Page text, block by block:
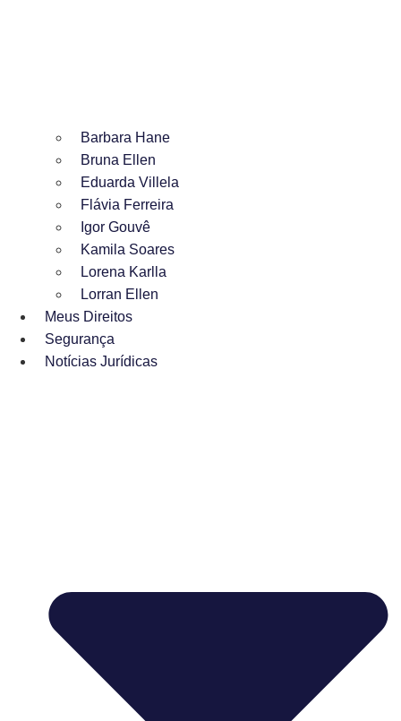
Barbara Hane
Bruna Ellen
Eduarda Villela
Flávia Ferreira
Igor Gouvê
Kamila Soares
Lorena Karlla
Lorran Ellen
Meus Direitos
Segurança
Notícias Jurídicas